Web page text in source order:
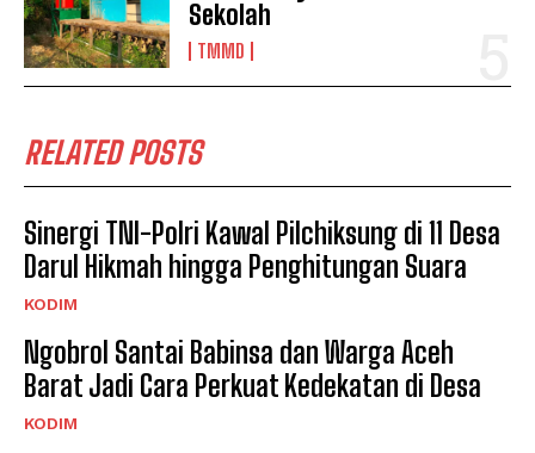
Sekolah
TMMD
RELATED POSTS
Sinergi TNI-Polri Kawal Pilchiksung di 11 Desa
Darul Hikmah hingga Penghitungan Suara
KODIM
Ngobrol Santai Babinsa dan Warga Aceh
Barat Jadi Cara Perkuat Kedekatan di Desa
KODIM